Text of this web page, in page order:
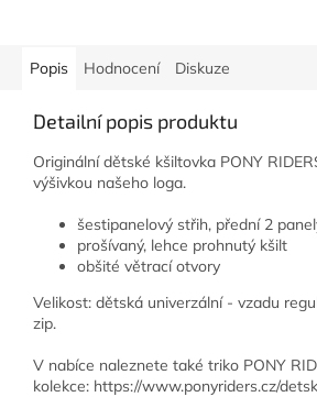
Popis Hodnocení Diskuze
Detailní popis produktu
Originální dětské kšiltovka PONY
výšivkou našeho loga.
šestipanelový střih, přední 2
prošívaný, lehce prohnutý kšilt
obšité větrací otvory
Velikost: dětská univerzální - vzadu
zip.
V nabíce naleznete také triko PONY
kolekce: https://www.ponyriders.cz/